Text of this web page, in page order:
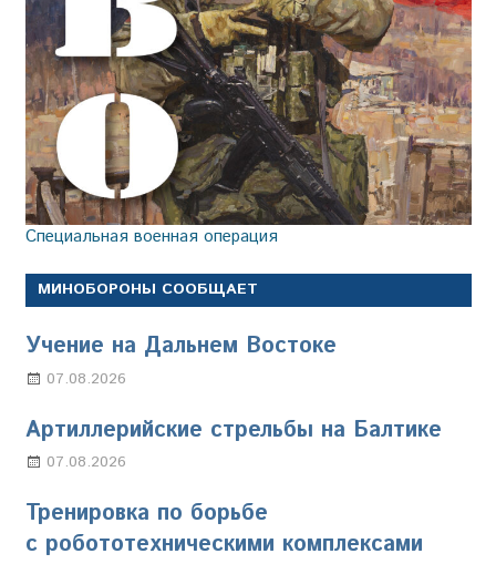
Специальная военная операция
МИНОБОРОНЫ СООБЩАЕТ
Учение на Дальнем Востоке
07.08.2026
Артиллерийские стрельбы на Балтике
07.08.2026
Тренировка по борьбе
с робототехническими комплексами